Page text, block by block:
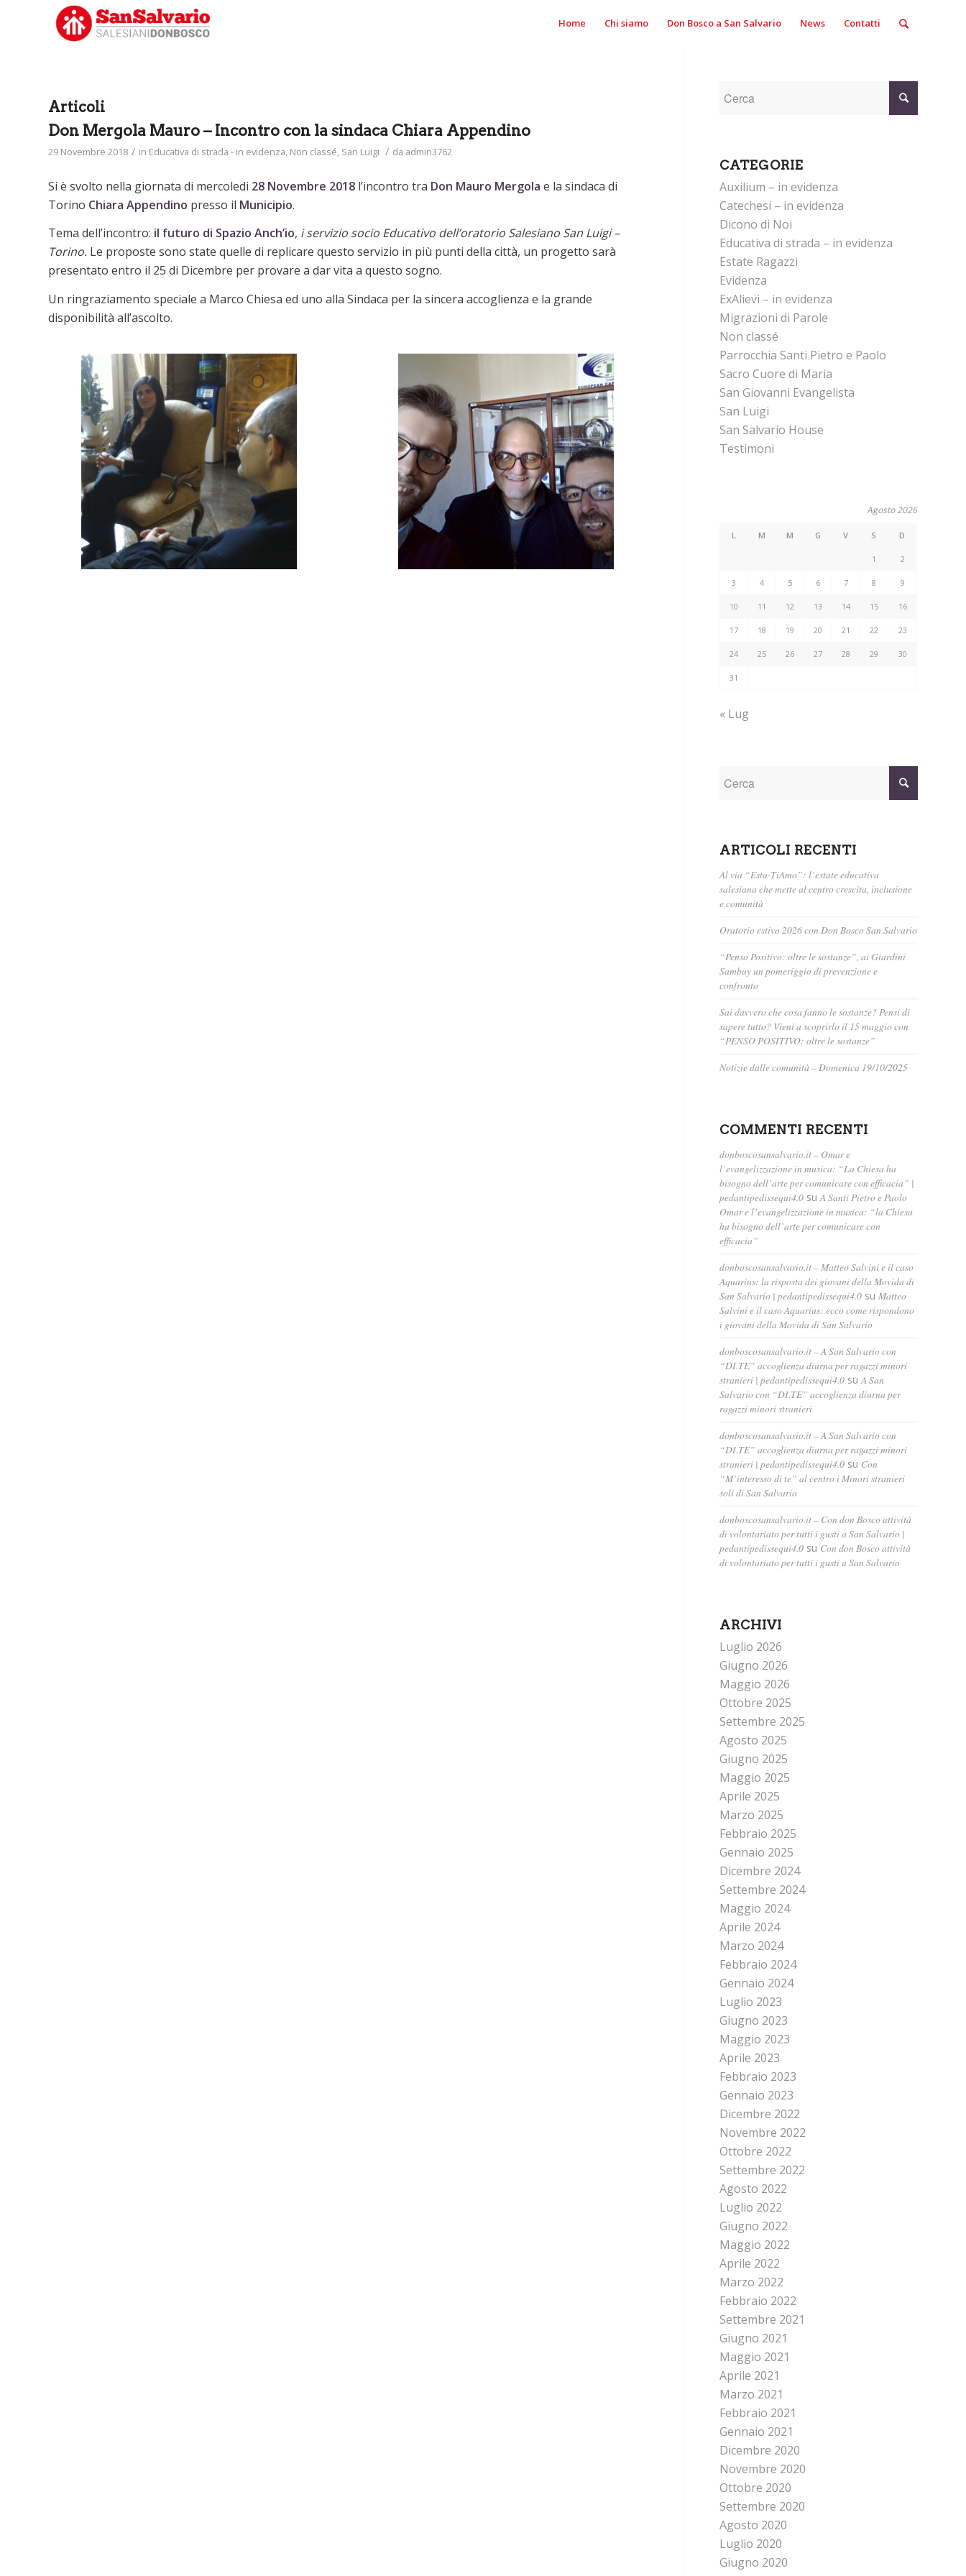
Home Chi siamo Don Bosco a San Salvario News Contatti
Articoli
Don Mergola Mauro – Incontro con la sindaca Chiara Appendino
29 Novembre 2018 / in Educativa di strada - in evidenza, Non classé, San Luigi / da admin3762
Si è svolto nella giornata di mercoledi 28 Novembre 2018 l’incontro tra Don Mauro Mergola e la sindaca di
Torino Chiara Appendino presso il Municipio.
Tema dell’incontro: il futuro di Spazio Anch’io, i servizio socio Educativo dell’oratorio Salesiano San Luigi –
Torino. Le proposte sono state quelle di replicare questo servizio in più punti della città, un progetto sarà
presentato entro il 25 di Dicembre per provare a dar vita a questo sogno.
Un ringraziamento speciale a Marco Chiesa ed uno alla Sindaca per la sincera accoglienza e la grande
disponibilità all’ascolto.
CATEGORIE
Auxilium – in evidenza
Catechesi – in evidenza
Dicono di Noi
Educativa di strada – in evidenza
Estate Ragazzi
Evidenza
ExAlievi – in evidenza
Migrazioni di Parole
Non classé
Parrocchia Santi Pietro e Paolo
Sacro Cuore di Maria
San Giovanni Evangelista
San Luigi
San Salvario House
Testimoni
Agosto 2026
L M M G V S D
1 2
3 4 5 6 7 8 9
10 11 12 13 14 15 16
17 18 19 20 21 22 23
24 25 26 27 28 29 30
31
« Lug
ARTICOLI RECENTI
Al via “Esta-TiAmo”: l’estate educativa
salesiana che mette al centro crescita, inclusione
e comunità
Oratorio estivo 2026 con Don Bosco San Salvario
“Penso Positivo: oltre le sostanze”, ai Giardini
Sambuy un pomeriggio di prevenzione e
confronto
Sai davvero che cosa fanno le sostanze? Pensi di
sapere tutto? Vieni a scoprirlo il 15 maggio con
“PENSO POSITIVO: oltre le sostanze”
Notizie dalle comunità – Domenica 19/10/2025
COMMENTI RECENTI
donboscosansalvario.it – Omar e
l’evangelizzazione in musica: “La Chiesa ha
bisogno dell’arte per comunicare con efficacia” |
pedantipedissequi4.0 suA Santi Pietro e Paolo
Omar e l’evangelizzazione in musica: “la Chiesa
ha bisogno dell’arte per comunicare con
efficacia”
donboscosansalvario.it – Matteo Salvini e il caso
Aquarius: la risposta dei giovani della Movida di
San Salvario | pedantipedissequi4.0 suMatteo
Salvini e il caso Aquarius: ecco come rispondono
i giovani della Movida di San Salvario
donboscosansalvario.it – A San Salvario con
“DI.TE” accoglienza diurna per ragazzi minori
stranieri | pedantipedissequi4.0 suA San
Salvario con “DI.TE” accoglienza diurna per
ragazzi minori stranieri
donboscosansalvario.it – A San Salvario con
“DI.TE” accoglienza diurna per ragazzi minori
stranieri | pedantipedissequi4.0 su Con
“M’interesso di te” al centro i Minori stranieri
soli di San Salvario
donboscosansalvario.it – Con don Bosco attività
di volontariato per tutti i gusti a San Salvario |
pedantipedissequi4.0 su Con don Bosco attività
di volontariato per tutti i gusti a San Salvario
ARCHIVI
Luglio 2026
Giugno 2026
Maggio 2026
Ottobre 2025
Settembre 2025
Agosto 2025
Giugno 2025
Maggio 2025
Aprile 2025
Marzo 2025
Febbraio 2025
Gennaio 2025
Dicembre 2024
Settembre 2024
Maggio 2024
Aprile 2024
Marzo 2024
Febbraio 2024
Gennaio 2024
Luglio 2023
Giugno 2023
Maggio 2023
Aprile 2023
Febbraio 2023
Gennaio 2023
Dicembre 2022
Novembre 2022
Ottobre 2022
Settembre 2022
Agosto 2022
Luglio 2022
Giugno 2022
Maggio 2022
Aprile 2022
Marzo 2022
Febbraio 2022
Settembre 2021
Giugno 2021
Maggio 2021
Aprile 2021
Marzo 2021
Febbraio 2021
Gennaio 2021
Dicembre 2020
Novembre 2020
Ottobre 2020
Settembre 2020
Agosto 2020
Luglio 2020
Giugno 2020